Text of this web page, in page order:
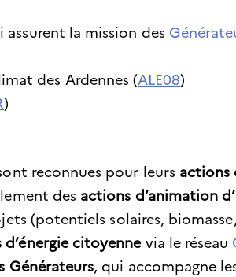
assurent la mission des
des Ardennes (ALE08)
)
reconnues pour leurs actions
des actions d’animation
(potentiels solaires,
citoyennevia le réseau
Générateurs, qui accompagne